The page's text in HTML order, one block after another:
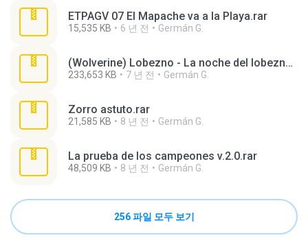
ETPAGV 07 El Mapache va a la Playa.rar
15,535 KB 6 년 전 Germán G.
(Wolverine) Lobezno - La noche del lobezno.rar
233,653 KB 7 년 전 Germán G.
Zorro astuto.rar
21,585 KB 8 년 전 Germán G.
La prueba de los campeones v.2.0.rar
48,509 KB 8 년 전 Germán G.
256 파일 모두 보기